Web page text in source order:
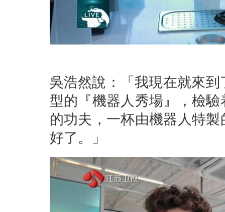
吳浩然說：「我現在就來
型的『機器人秀場』，檢
的功夫，一杯由機器人特
好了。」